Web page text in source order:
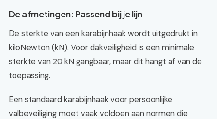
De afmetingen: Passend bij je lijn
De sterkte van een karabijnhaak wordt uitgedrukt in
kiloNewton (kN). Voor dakveiligheid is een minimale
sterkte van 20 kN gangbaar, maar dit hangt af van de
toepassing.
Een standaard karabijnhaak voor persoonlijke
valbeveiliging moet vaak voldoen aan normen die